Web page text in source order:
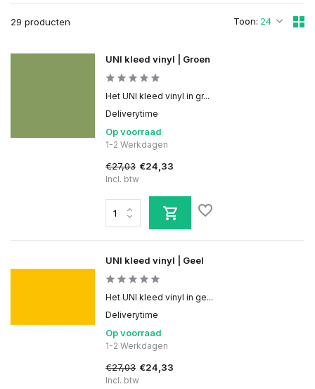
29 producten Toon:
UNI kleed vinyl | Groen
Het UNI kleed vinyl in gr...
Deliverytime
Op voorraad
1-2 Werkdagen
€27,03 €24,33
Incl. btw
UNI kleed vinyl | Geel
Het UNI kleed vinyl in ge...
Deliverytime
Op voorraad
1-2 Werkdagen
€27,03 €24,33
Incl. btw